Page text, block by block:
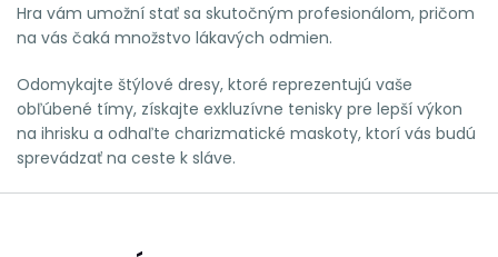
Hra vám umožní stať sa skutočným profesionálom, pričom
na vás čaká množstvo lákavých odmien.
Odomykajte štýlové dresy, ktoré reprezentujú vaše
obľúbené tímy, získajte exkluzívne tenisky pre lepší výkon
na ihrisku a odhaľte charizmatické maskoty, ktorí vás budú
sprevádzať na ceste k sláve.